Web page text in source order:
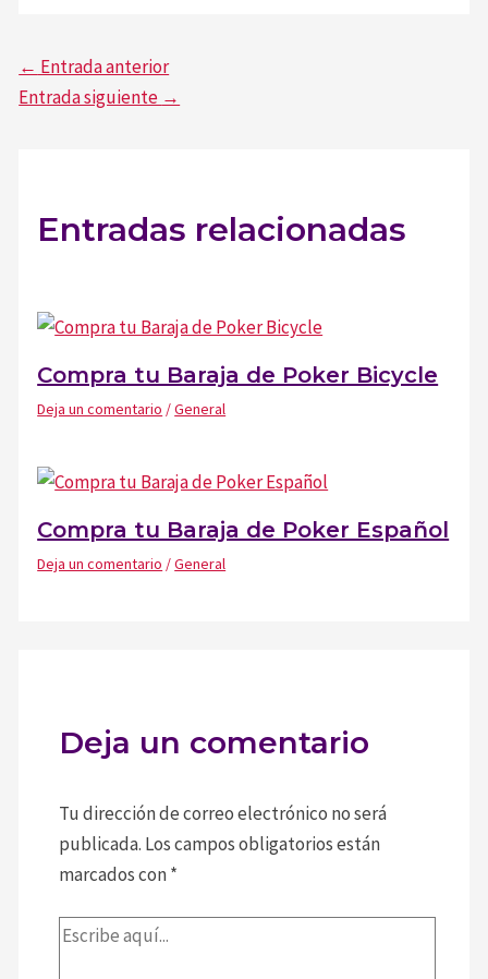
Navegación
de
← Entrada anterior
Entrada siguiente →
Entradas relacionadas
Compra tu Baraja de Poker Bicycle
Deja un comentario /General
Compra tu Baraja de Poker Español
Deja un comentario /General
Deja un comentario
Tu dirección de correo electrónico no será
publicada. Los campos obligatorios están
marcados con*
Escribe